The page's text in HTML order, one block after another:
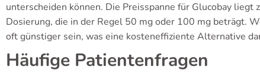
unterscheiden können. Die Preisspanne für Glucobay liegt
Dosierung, die in der Regel 50 mg oder 100 mg beträgt.
oft günstiger sein, was eine kosteneffiziente Alternative
Häufige Patientenfragen